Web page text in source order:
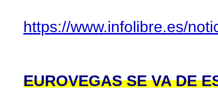
https://www.infolibre.es/
EUROVEGAS SE VA DE